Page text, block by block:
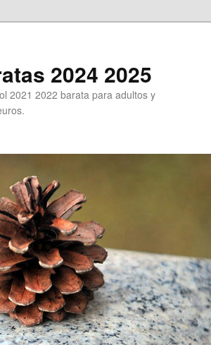
2024 2025
2021 2022 barata para adultos y